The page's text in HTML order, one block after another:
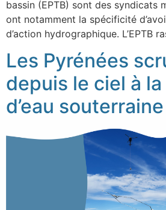
bassin (EPTB) sont des syndicats
ont notamment la spécificité
d’action hydrographique. L’EPTB
Les Pyrénées
depuis le ciel à
d’eau souterraine